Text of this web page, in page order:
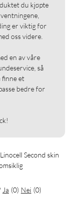
du kjøpte
er viktig for
oss videre.
en av våre
så
finne et
bedre for
Linocell Second skin
Ja (0) Nei (0)